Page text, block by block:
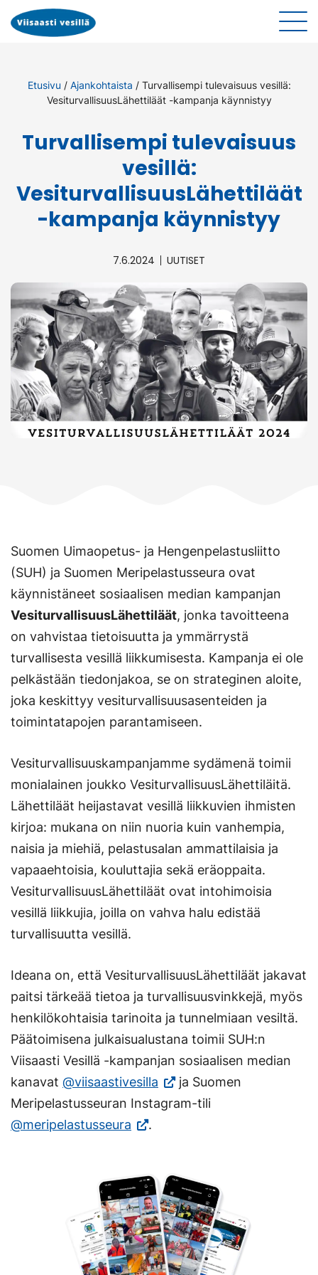
Etusivu / Ajankohtaista / Turvallisempi tulevaisuus vesillä:
VesiturvallisuusLähettiläät -kampanja käynnistyy
Turvallisempi tulevaisuus
vesillä:
VesiturvallisuusLähettiläät
-kampanja käynnistyy
7.6.2024 UUTISET
Suomen Uimaopetus- ja Hengenpelastusliitto
(SUH) ja Suomen Meripelastusseura ovat
käynnistäneet sosiaalisen median kampanjan
VesiturvallisuusLähettiläät, jonka tavoitteena
on vahvistaa tietoisuutta ja ymmärrystä
turvallisesta vesillä liikkumisesta. Kampanja ei ole
pelkästään tiedonjakoa, se on strateginen aloite,
joka keskittyy vesiturvallisuusasenteiden ja
toimintatapojen parantamiseen.
Vesiturvallisuuskampanjamme sydämenä toimii
monialainen joukko VesiturvallisuusLähettiläitä.
Lähettiläät heijastavat vesillä liikkuvien ihmisten
kirjoa: mukana on niin nuoria kuin vanhempia,
naisia ja miehiä, pelastusalan ammattilaisia ja
vapaaehtoisia, kouluttajia sekä eräoppaita.
VesiturvallisuusLähettiläät ovat intohimoisia
vesillä liikkujia, joilla on vahva halu edistää
turvallisuutta vesillä.
Ideana on, että VesiturvallisuusLähettiläät jakavat
paitsi tärkeää tietoa ja turvallisuusvinkkejä, myös
henkilökohtaisia tarinoita ja tunnelmiaan vesiltä.
Päätoimisena julkaisualustana toimii SUH:n
Viisaasti Vesillä -kampanjan sosiaalisen median
kanavat @viisaastivesilla (Vieraile
ulkoisella
uuteen
välilehteen.)
ja Suomen
Meripelastusseuran Instagram-tili
@meripelastusseura (Vieraile
Linkki
avautuu
uuteen
välilehteen.)
.